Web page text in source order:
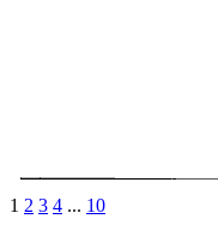
1 2 3 4 ... 10